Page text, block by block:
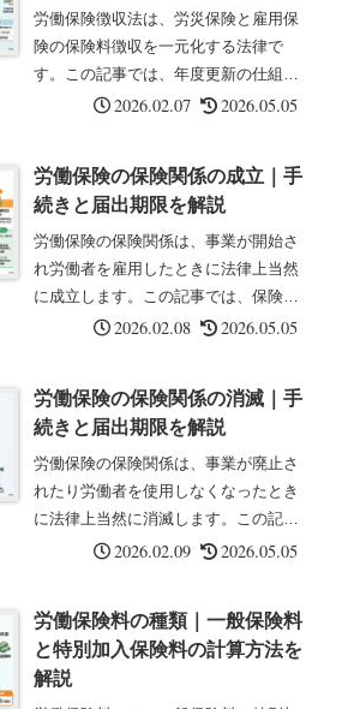
労働保険徴収法は、労災保険と雇用保
険の保険料徴収を一元化する法律で
す。この記事では、年度更新の仕組み
と労働保険徴収法の主な内容について
通れないのが「年度更新」です。これ
は、...
2026.02.07 2026.05.05
労働保険の保険関係の成立｜手
続きと届出期限を解説
労働保険の保険関係は、事業が開始さ
れ労働者を雇用したときに法律上当然
に成立します。この記事では、保険関
係成立時の手続きと届出期限について
働保険の適用事業となったときに、法
律...
2026.02.08 2026.05.05
労働保険の保険関係の消滅｜手
続きと届出期限を解説
労働保険の保険関係は、事業が廃止さ
れたり労働者を使用しなくなったとき
に法律上当然に消滅します。この記事
では、保険関係消滅時の手続きと届出
廃止・終了したとき、または労働者を
使...
2026.02.09 2026.05.05
労働保険料の種類｜一般保険料
と特別加入保険料の計算方法を
解説